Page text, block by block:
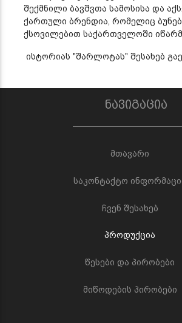
შექმნილი ბავშვთა სამოსისა და
ქართული ბრენდია, რომელიც
ქსოვილებით საქართველოში
ისტორიას "შარლოტას" შესახებ
ნავიგაცია
მთავარი
საკონტაქტო
ჩვენ შესახებ
პროდუქცია
წესები და პირობები
მიწოდების პირობები